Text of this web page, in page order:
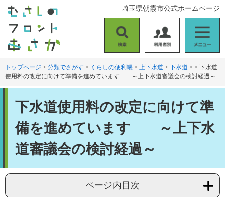
す
。
し
て
索
用
者
別
ニ
ュ
ー
埼玉県朝霞市公式ホームページ
トップページ > 分類でさがす > くらしの便利帳 > 上下水道 > 下水道 > > 下水道
使用料の改定に向けて準備を進めています ～上下水道審議会の検討経過～
下水道使用料の改定に向けて準
備を進めています ～上下水
道審議会の検討経過～
ページ内目次